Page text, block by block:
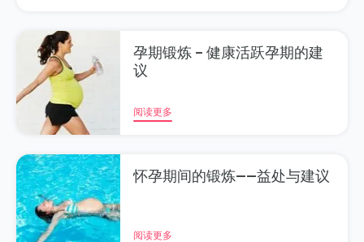
孕期锻炼 – 健康活跃孕期的建
议
阅读更多
怀孕期间的锻炼——益处与建议
阅读更多